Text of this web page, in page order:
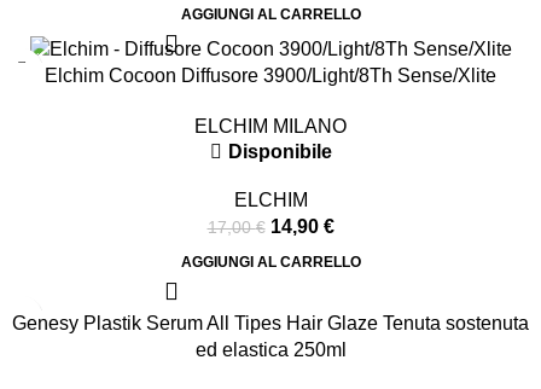
AGGIUNGI AL CARRELLO
-12%
Elchim Cocoon Diffusore 3900/Light/8Th Sense/Xlite
ELCHIM MILANO
Disponibile
ELCHIM
17,00€ 14,90 €
AGGIUNGI AL CARRELLO
Genesy Plastik Serum All Tipes Hair Glaze Tenuta sostenuta
ed elastica 250ml